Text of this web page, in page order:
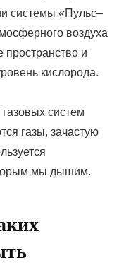
системы «Пульс–
воздуха
и
кислорода.
систем
газы, зачастую
мы дышим.